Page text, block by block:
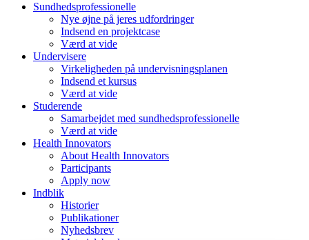
Sundhedsprofessionelle
Nye øjne på jeres udfordringer
Indsend en projektcase
Værd at vide
Undervisere
Virkeligheden på undervisningsplanen
Indsend et kursus
Værd at vide
Studerende
Samarbejdet med sundhedsprofessionelle
Værd at vide
Health Innovators
About Health Innovators
Participants
Apply now
Indblik
Historier
Publikationer
Nyhedsbrev